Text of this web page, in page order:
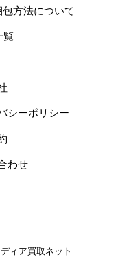
包方法について
覧
シーポリシー
わせ
ディア買取ネット